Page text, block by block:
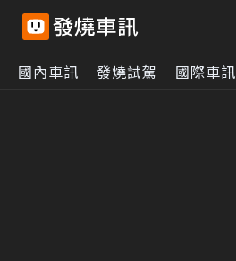
國內車訊 發燒試駕 國際車訊